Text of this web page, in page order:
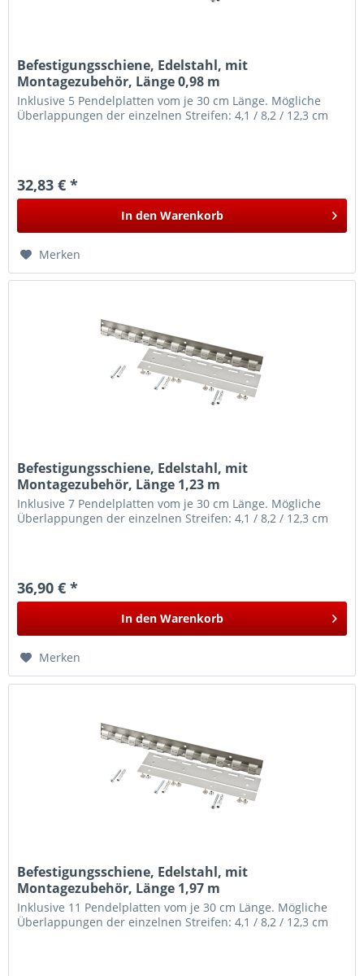
Befestigungsschiene, Edelstahl, mit
Montagezubehör, Länge 0,98 m
Inklusive 5 Pendelplatten vom je 30 cm Länge. Mögliche
Überlappungen der einzelnen Streifen: 4,1 / 8,2 / 12,3 cm
32,83 € *
In den Warenkorb
Merken
Befestigungsschiene, Edelstahl, mit
Montagezubehör, Länge 1,23 m
Inklusive 7 Pendelplatten vom je 30 cm Länge. Mögliche
Überlappungen der einzelnen Streifen: 4,1 / 8,2 / 12,3 cm
36,90 € *
In den Warenkorb
Merken
Befestigungsschiene, Edelstahl, mit
Montagezubehör, Länge 1,97 m
Inklusive 11 Pendelplatten vom je 30 cm Länge. Mögliche
Überlappungen der einzelnen Streifen: 4,1 / 8,2 / 12,3 cm